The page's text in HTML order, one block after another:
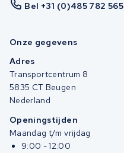
Bel +31 (0)485 782 565
Onze gegevens
Adres
Transportcentrum 8
5835 CT Beugen
Nederland
Openingstijden
Maandag t/m vrijdag
9:00 - 12:00